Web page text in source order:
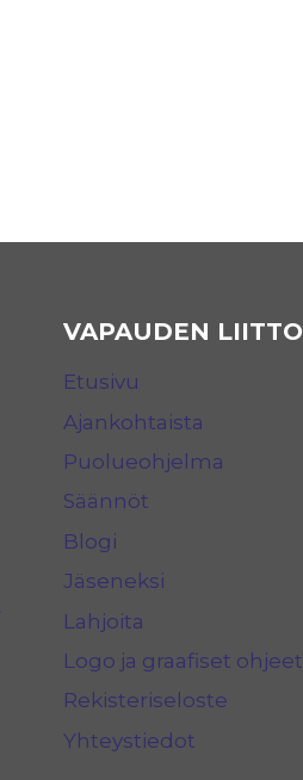
VAPAUDEN LIITTO
Etusivu
Ajankohtaista
Puolueohjelma
Säännöt
Blogi
Jäseneksi
Lahjoita
Logo ja graafiset ohjeet
Rekisteriseloste
Yhteystiedot